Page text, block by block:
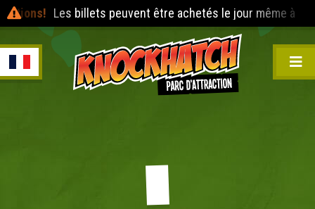
Les billets peuvent être achetés le jour même à